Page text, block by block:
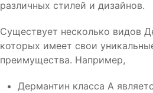
различных стилей и дизайнов.
Существует несколько видов
которых имеет свои
преимущества. Например,
Дермантин класса A